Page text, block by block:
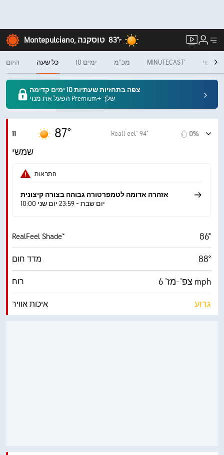
Montepulciano, טוסקנה 83°F
היום כל שעה 10 ימים מכ"מ MINUTECAST® חודשי
צפה בתחזיות שעתיות 10 ימים קדימה
הפעל את מנוי Premium+ שלך
11 87° RealFeel® 94° 0%
שמשי
התראות
אזהרה אדומה לטמפרטורה גבוהה בצורה קיצונית
10:00 יום שבת - 23:59 יום שני
RealFeel Shade™ 86°
מדד חום 88°
רוח צפ'-מז' 6 mph
איכות אוויר גרוע